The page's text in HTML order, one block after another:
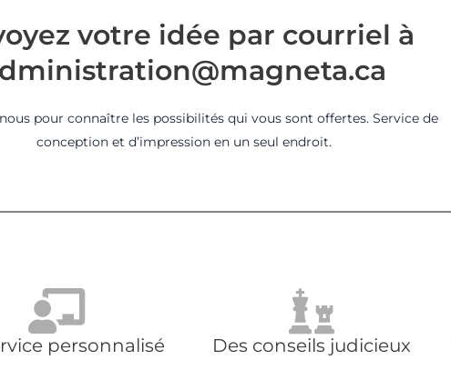
votre idée par courriel à
pour connaître les possibilités qui vous sont offertes. Service de
conception et d’impression en un seul endroit.
personnalisé Des conseils judicieux